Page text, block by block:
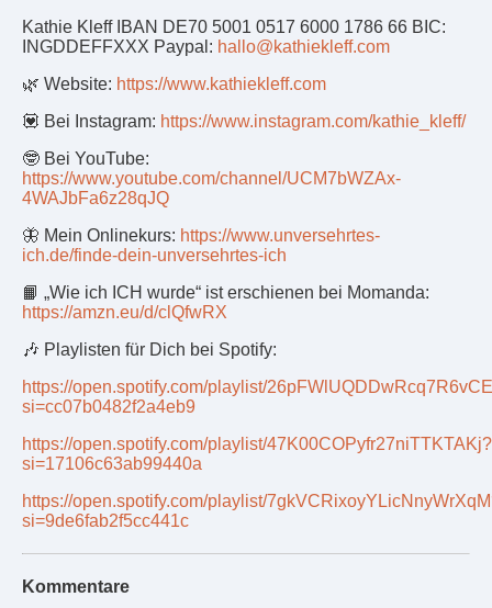
Kathie Kleff IBAN DE70 5001 0517 6000 1786 66 BIC:
INGDDEFFXXX Paypal: hallo@kathiekleff.com
🌿 Website: https://www.kathiekleff.com
💟 Bei Instagram: https://www.instagram.com/kathie_kleff/
🤓 Bei YouTube:
https://www.youtube.com/channel/UCM7bWZAx-
4WAJbFa6z28qJQ
🦋 Mein Onlinekurs: https://www.unversehrtes-
ich.de/finde-dein-unversehrtes-ich
📙 „Wie ich ICH wurde“ ist erschienen bei Momanda:
https://amzn.eu/d/clQfwRX
🎶 Playlisten für Dich bei Spotify:
https://open.spotify.com/playlist/
si=cc07b0482f2a4eb9
https://open.spotify.com/playlist/47K00COPyfr27niTTKTAKj?
si=17106c63ab99440a
https://open.spotify.com/playlist/
si=9de6fab2f5cc441c
Kommentare